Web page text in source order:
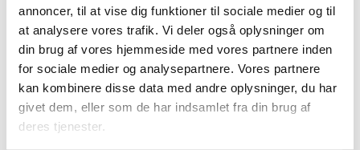
annoncer, til at vise dig funktioner til sociale medier og til
at analysere vores trafik. Vi deler også oplysninger om
din brug af vores hjemmeside med vores partnere inden
for sociale medier og analysepartnere. Vores partnere
kan kombinere disse data med andre oplysninger, du har
givet dem, eller som de har indsamlet fra din brug af
deres tjenester.
for at informere om muligheden for gen-opnotering på
hjemmeside eller lignende, eller om det må antages, at
uretmæssigt slettede personer selv vil henvende sig eller
allerede har henvendt sig. Denne vurdering må bl.a. baseres
på organisationens praksis i forbindelse med opkrævninger,
rykkere og sletninger. Der kan ikke fastsættes nogen
bestemt frist for, hvornår personerne skal henvende sig,